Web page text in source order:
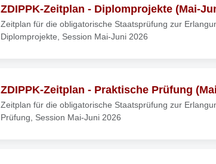
ZDIPPK-Zeitplan - Diplomprojekte (Mai-
Zeitplan für die obligatorische Staatsprüfung zur
Diplomprojekte, Session Mai-Juni 2026
ZDIPPK-Zeitplan - Praktische Prüfung
Zeitplan für die obligatorische Staatsprüfung zur
Prüfung, Session Mai-Juni 2026